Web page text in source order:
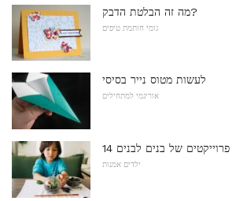
מה זה הבלטת הדבק?
גומי חותמת טיפים
לעשות מטוס נייר בסיסי
אוריגמי למתחילים
14 פרוייקטים של בנים לבנים
ילדים אמנות